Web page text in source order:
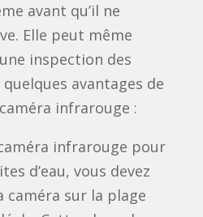
avant qu’il ne
Elle peut même
inspection des
avantages de
infrarouge :
infrarouge pour
d’eau, vous devez
caméra sur la plage